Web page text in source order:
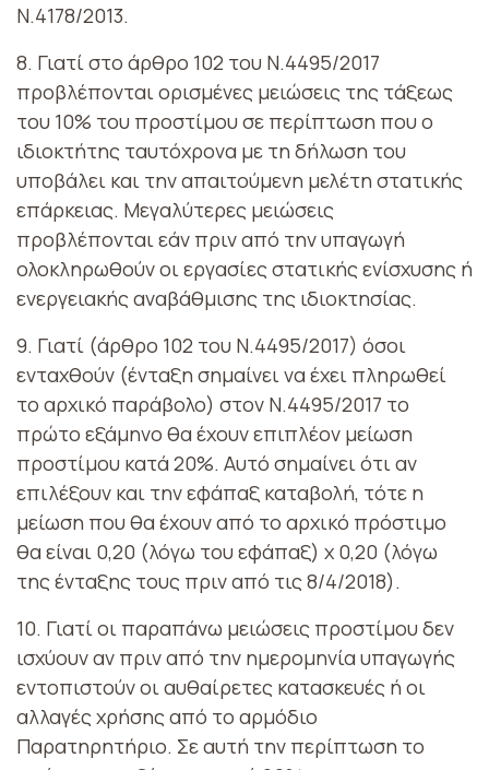
Ν.4178/2013.
8. Γιατί στο άρθρο 102 του Ν.4495/2017
προβλέπονται ορισμένες μειώσεις της τάξεως
του 10% του προστίμου σε περίπτωση που ο
ιδιοκτήτης ταυτόχρονα με τη δήλωση του
υποβάλει και την απαιτούμενη μελέτη στατικής
επάρκειας. Μεγαλύτερες μειώσεις
προβλέπονται εάν πριν από την υπαγωγή
ολοκληρωθούν οι εργασίες στατικής ενίσχυσης ή
ενεργειακής αναβάθμισης της ιδιοκτησίας.
9. Γιατί (άρθρο 102 του Ν.4495/2017) όσοι
ενταχθούν (ένταξη σημαίνει να έχει πληρωθεί
το αρχικό παράβολο) στον Ν.4495/2017 το
πρώτο εξάμηνο θα έχουν επιπλέον μείωση
προστίμου κατά 20%. Αυτό σημαίνει ότι αν
επιλέξουν και την εφάπαξ καταβολή, τότε η
μείωση που θα έχουν από το αρχικό πρόστιμο
θα είναι 0,20 (λόγω του εφάπαξ) x 0,20 (λόγω
της ένταξης τους πριν από τις 8/4/2018).
10. Γιατί οι παραπάνω μειώσεις προστίμου δεν
ισχύουν αν πριν από την ημερομηνία υπαγωγής
εντοπιστούν οι αυθαίρετες κατασκευές ή οι
αλλαγές χρήσης από το αρμόδιο
Παρατηρητήριο. Σε αυτή την περίπτωση το